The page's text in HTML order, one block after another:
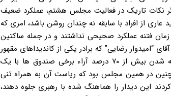
حمایت نمایندگان حامی گفتمان جبهه پایداری قرار داشت. ۴- از دیگر نکات تاریک در فعالیت مجلس هشتم، عملکرد ضعیف
از افراد با سابقه نه چندان روشن باشد، امری که
فتنه عملکرد صحیحی نداشتند و در جمله ساکتین
“امیدوار رضایی” که برادر یکی از کاندیداهای مقهور
ریاست جمهوری است از دیگر اعضای هیئت رئیسه نیز همان شخصی است که شایعه نوشته شدن بیش از ۷۰ درصد آراء برخی صندوق ها با یک
در همین مجلس بود که ریاست آن به همراه تنی
این دیدار را هماهنگ شده با رهبری جلوه دهند،